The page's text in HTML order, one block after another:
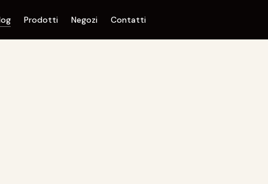
Prodotti Negozi Contatti